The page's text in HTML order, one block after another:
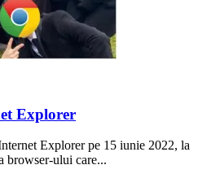
Explorer
Explorer pe 15 iunie 2022, la
browser-ului care...